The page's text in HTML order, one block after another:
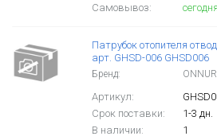
Самовывоз:
сегодня
Патрубок отопителя
арт. GHSD-006 GHSD006
Бренд: ONNURI
Артикул:
Срок поставки:
1-3 дн.
В наличии:
1